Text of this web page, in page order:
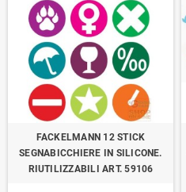
FACKELMANN 12 STICK
SEGNABICCHIERE IN SILICONE.
RIUTILIZZABILI ART. 59106